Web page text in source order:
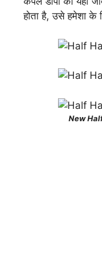
होता है, उसे हमेशा के
New